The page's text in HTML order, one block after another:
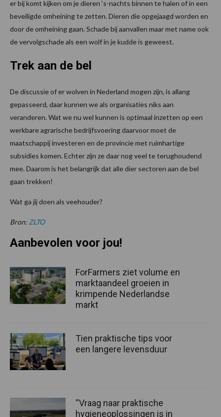
er bij komt kijken om je dieren ‘s-nachts binnen te halen of in een
beveiligde omheining te zetten. Dieren die opgejaagd worden en
door de omheining gaan. Schade bij aanvallen maar met name ook
de vervolgschade als een wolf in je kudde is geweest.
Trek aan de bel
De discussie of er wolven in Nederland mogen zijn, is allang
gepasseerd, daar kunnen we als organisaties niks aan
veranderen. Wat we nu wel kunnen is optimaal inzetten op een
werkbare agrarische bedrijfsvoering daarvoor moet de
maatschappij investeren en de provincie met ruimhartige
subsidies komen. Echter zijn ze daar nog veel te terughoudend
mee. Daarom is het belangrijk dat alle dier sectoren aan de bel
gaan trekken!
Wat ga jij doen als veehouder?
Bron: ZLTO
Aanbevolen voor jou!
ForFarmers ziet volume en
marktaandeel groeien in
krimpende Nederlandse
markt
Tien praktische tips voor
een langere levensduur
“Vraag naar praktische
hygieneoplossingen is in